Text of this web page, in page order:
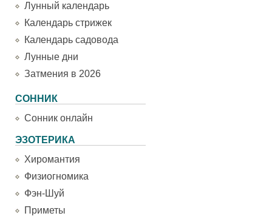
Лунный календарь
Календарь стрижек
Календарь садовода
Лунные дни
Затмения в 2026
СОННИК
Сонник онлайн
ЭЗОТЕРИКА
Хиромантия
Физиогномика
Фэн-Шуй
Приметы